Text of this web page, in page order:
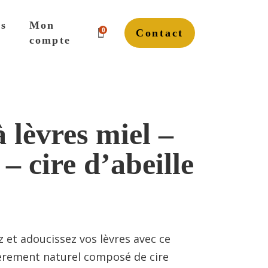
l’apiculture
Mon
compte
0 Contact
d’abeilles
Commandes
lèvres miel –
cire d’abeille
adoucissez vos lèvres avec ce
naturel composé de cire